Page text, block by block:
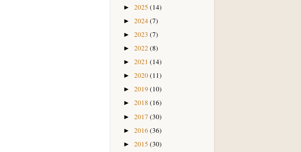
► 2025 (14)
► 2024(7)
► 2023 (7)
► 2022(8)
► 2021 (14)
► 2020(11)
► 2019(10)
► 2018 (16)
► 2017 (30)
► 2016(36)
► 2015 (30)